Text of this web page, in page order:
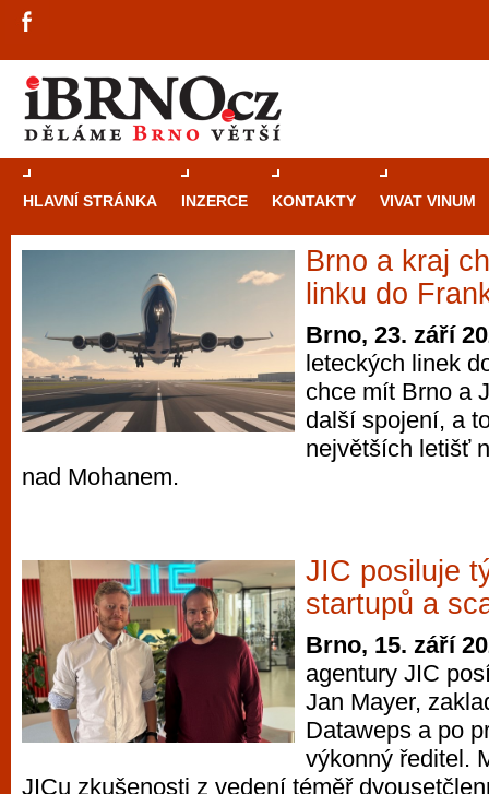
HLAVNÍ STRÁNKA INZERCE KONTAKTY VIVAT VINUM
Brno a kraj
linku do
Brno, 23. září
leteckých linek
chce mít Brno a
další spojení, a
největších letišť
nad Mohanem.
JIC posiluje
startupů a
Brno, 15. září
agentury JIC
Jan Mayer,
Dataweps a po
výkonný ředitel.
JICu zkušenosti z vedení téměř
Průvodce
Brně: Od
automaty
Brno je
zajímavé
restaurace,
Mimo jiné je ale také místem, kde si
po moderní automaty jak pro pravidelné
příležitostné hráče. V...